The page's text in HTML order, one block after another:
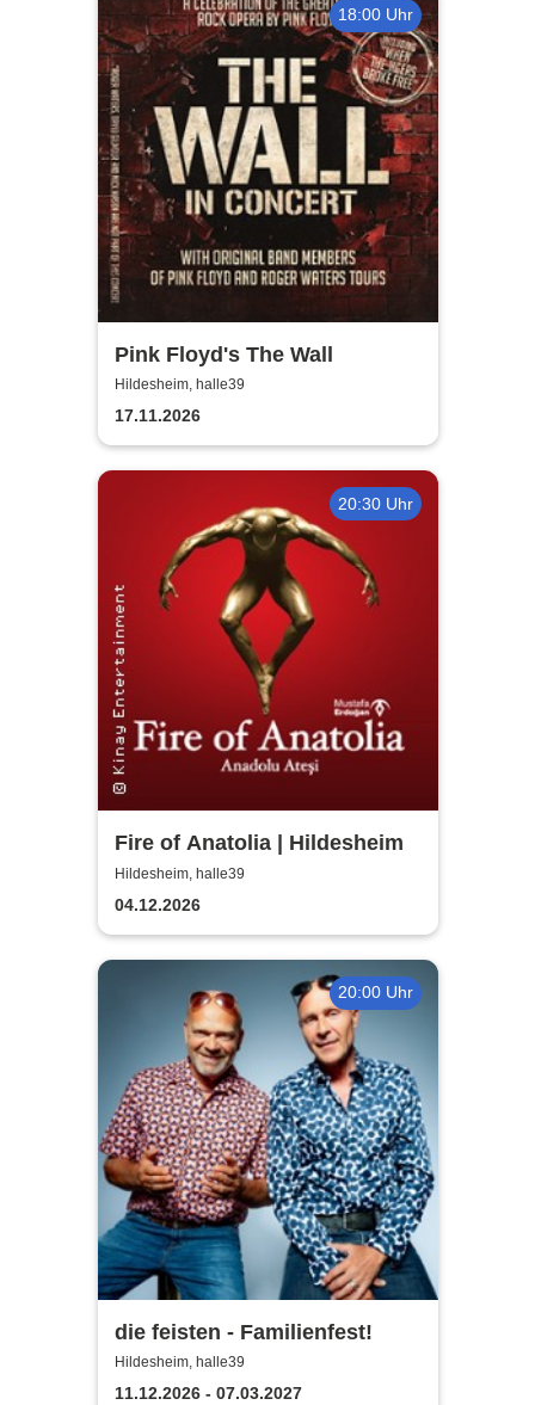
18:00 Uhr
Pink Floyd's The Wall
Hildesheim, halle39
17.11.2026
20:30 Uhr
Fire of Anatolia | Hildesheim
Hildesheim, halle39
04.12.2026
20:00 Uhr
die feisten - Familienfest!
Hildesheim, halle39
11.12.2026 - 07.03.2027